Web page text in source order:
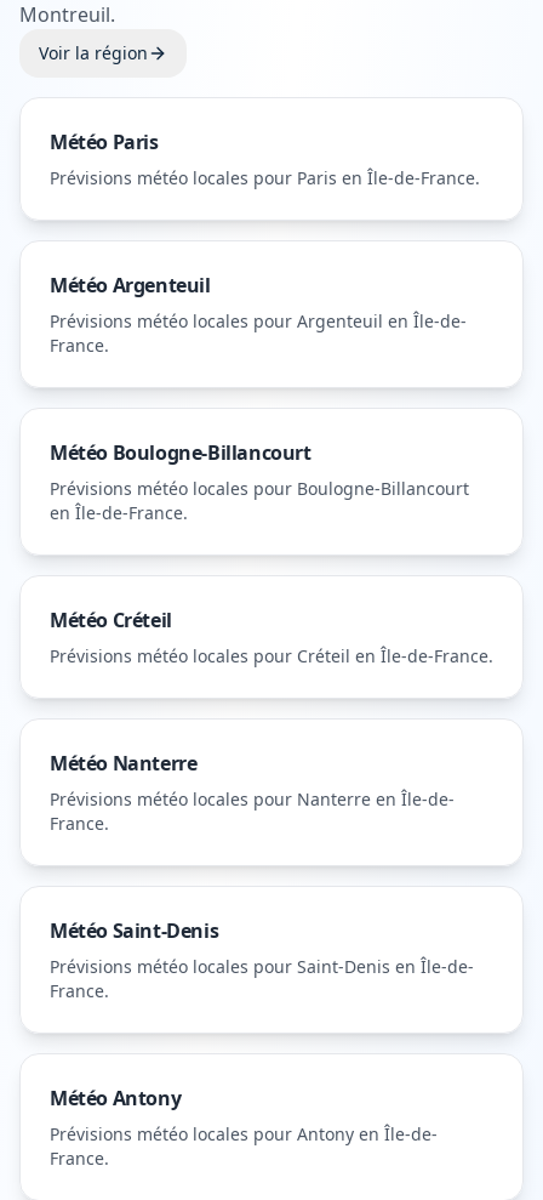
Montreuil.
Voir la région
Météo Paris
Prévisions météo locales pour Paris en Île-de-France.
MétéoArgenteuil
Prévisions météo locales pour Argenteuil en Île-de-
France.
Météo Boulogne-Billancourt
Prévisions météo locales pour Boulogne-Billancourt
en Île-de-France.
Météo Créteil
Prévisions météo locales pour Créteil en Île-de-France.
Météo Nanterre
Prévisions météo locales pour Nanterre en Île-de-
France.
MétéoSaint-Denis
Prévisions météo locales pour Saint-Denis en Île-de-
France.
MétéoAntony
Prévisions météo locales pour Antony en Île-de-
France.